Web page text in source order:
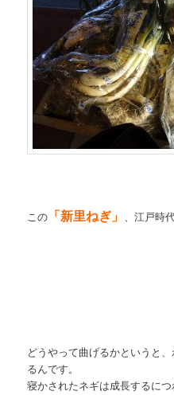
この 「新里ねぎ」 、江戸時
どうやって曲げるかというと
るんです。
寝かされたネギは成長するに